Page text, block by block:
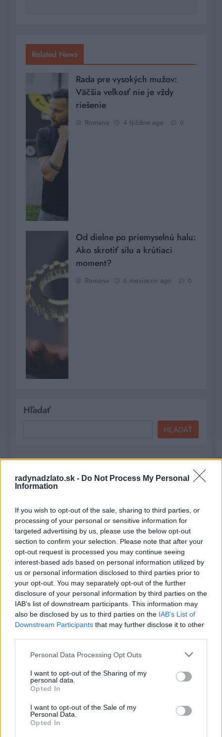
radynadzlato.sk - Do Not Process My Personal
Information
If you wish to opt-out of the sale, sharing to third parties, or
processing of your personal or sensitive information for
targeted advertising by us, please use the below opt-out
section to confirm your selection. Please note that after your
opt-out request is processed you may continue seeing
interest-based ads based on personal information utilized by
us or personal information disclosed to third parties prior to
your opt-out. You may separately opt-out of the further
disclosure of your personal information by third parties on the
IAB’s list of downstream participants. This information may
also be disclosed by us to third parties on the IAB’s List of
Downstream Participants that may further disclose it to other
Personal Data Processing Opt Outs
I want to opt-out of the Sharing of my
personal data.
Opted In
I want to opt-out of the Sale of my
Personal Data.
Opted In
Related News
Rada pre vysokých mužov:
Väčšia veľkosť nie je vždy
riešenie
Romana 4 týždne ago 0
Od dielne po priemyselnú halu:
Ako skrotiť silu a krútiaci
moment?
Romana 6 mesiacov ago 0
Hľadať
HĽADAŤ
Rada pre vysokých mužov: Väčšia veľkosť nie je
Od dielne po priemyselnú halu: Ako skrotiť silu a
krútiaci moment?
Digitálne PZP ako technológia na získanie
personalizovanej zľavy
Kúzlo optickej ilúzie: Ako si aj z jemných vlasov
vyčarovať bohatý účes
Ktoré chyby vás pri štarte e-shopu vyjdú zbytočne
draho?
Recent Comments
Žiadne komentáre na zobrazenie.
Archives